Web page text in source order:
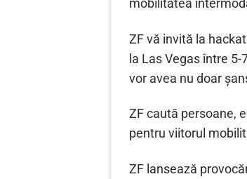
mobilitatea
ZF vă invită la
la Las Vegas între
vor avea nu doar
ZF caută persoane,
pentru viitorul
ZF lansează